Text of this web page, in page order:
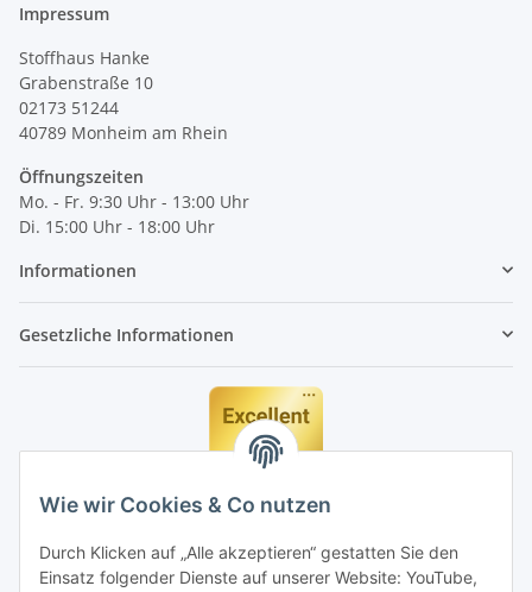
Wie wir Cookies & Co nutzen
Durch Klicken auf „Alle akzeptieren“ gestatten Sie den
Einsatz folgender Dienste auf unserer Website: YouTube,
Impressum
Stoffhaus Hanke
Grabenstraße 10
02173 51244
40789 Monheim am Rhein
Öffnungszeiten
Mo. - Fr. 9:30 Uhr - 13:00 Uhr
Di. 15:00 Uhr - 18:00 Uhr
Informationen
Gesetzliche Informationen